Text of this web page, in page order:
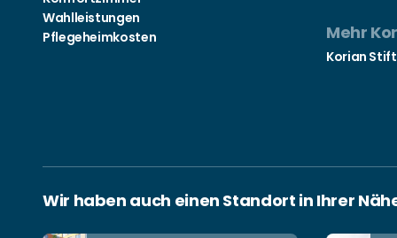
Wahlleistungen
Pflegeheimkosten
Mehr
Korian
Wir haben auch einen Standort in Ihrer